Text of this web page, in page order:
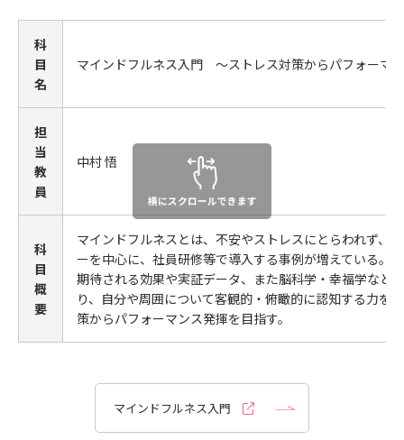
科
目
名
マインドフルネス入門 ～ストレス対策からパフォーマ
担
当
教
員
中村 悟
科
目
概
要
マインドフルネスとは、不安やストレスにとらわれず、
ーを中心に、社員研修等で導入する事例が増えている。
期待される効果や実証データ、また脳科学・幸福学など
り、自分や周囲について客観的・俯瞰的に認知する力を
策からパフォーマンス発揮を目指す。
マインドフルネス入門